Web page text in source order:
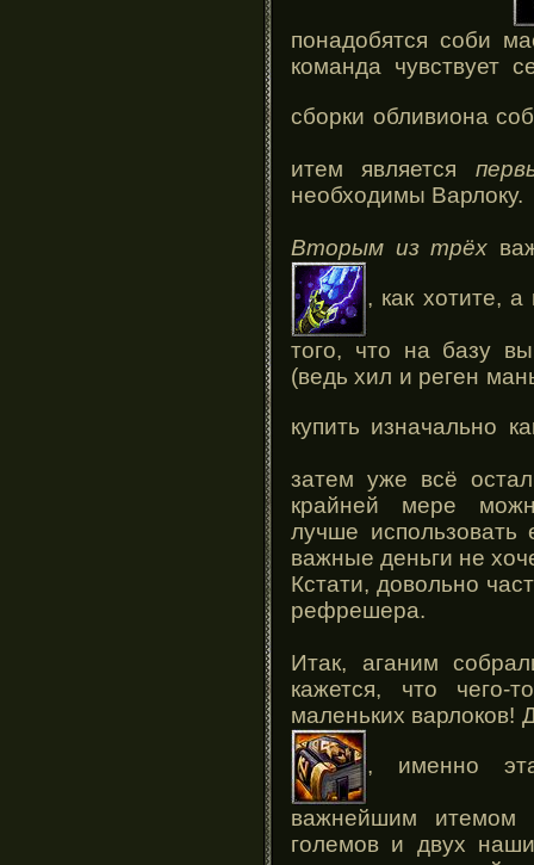
понадобятся соби
команда чувствует
сборки обливиона
итем является
необходимы Варлоку.
Вторым из трёх
, как хотите,
того, что на базу
(ведь хил и реген
купить изначально
затем уже всё
крайней мере
лучше
важные деньги не
Кстати, довольно
рефрешера.
Итак, аганим
кажется, что
маленьких варлоков!
, именно
важнейшим итемом
големов и двух